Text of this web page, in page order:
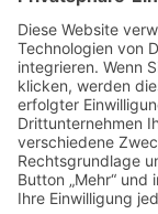
BTR,
VSwP,